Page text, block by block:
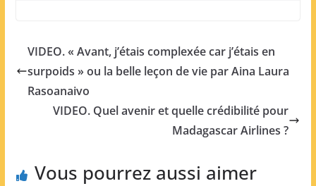
VIDEO. « Avant, j’étais complexée car j’étais en
surpoids » ou la belle leçon de vie par Aina Laura
Rasoanaivo
VIDEO. Quel avenir et quelle crédibilité pour
Madagascar Airlines ?
Vous pourrez aussi aimer